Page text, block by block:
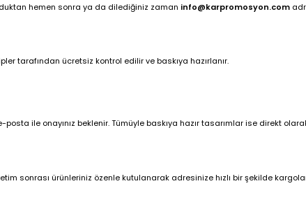
hemen sonra ya da dilediğiniz zaman info@karpromosyon.com
tarafından ücretsiz kontrol edilir ve baskıya hazırlanır.
ile onayınız beklenir. Tümüyle baskıya hazır tasarımlar ise direkt
sonrası ürünleriniz özenle kutulanarak adresinize hızlı bir şekilde